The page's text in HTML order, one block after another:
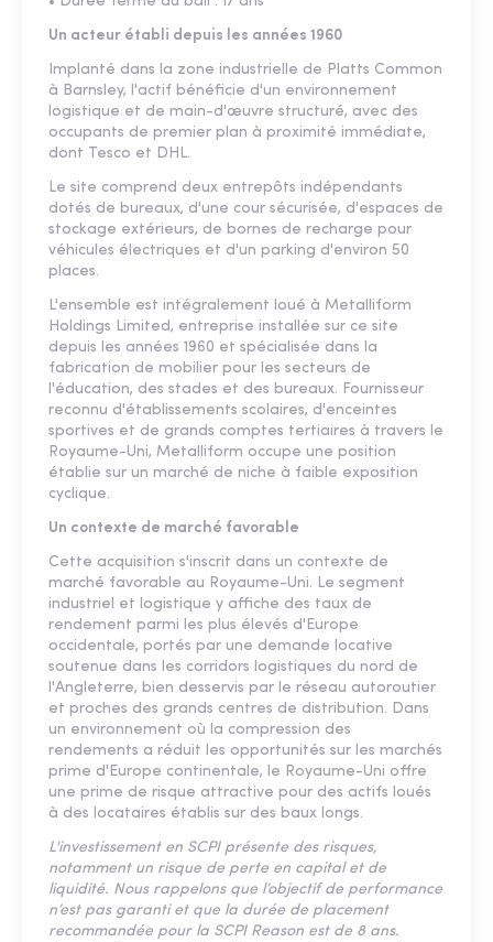
Un acteur établi depuis les années 1960
Implanté dans la zone industrielle de Platts Common
à Barnsley, l'actif bénéficie d'un environnement
logistique et de main-d'œuvre structuré, avec des
occupants de premier plan à proximité immédiate,
dont Tesco et DHL.
Le site comprend deux entrepôts indépendants
dotés de bureaux, d'une cour sécurisée, d'espaces de
stockage extérieurs, de bornes de recharge pour
véhicules électriques et d'un parking d'environ 50
places.
L'ensemble est intégralement loué à Metalliform
Holdings Limited, entreprise installée sur ce site
depuis les années 1960 et spécialisée dans la
fabrication de mobilier pour les secteurs de
l'éducation, des stades et des bureaux. Fournisseur
reconnu d'établissements scolaires, d'enceintes
sportives et de grands comptes tertiaires à travers le
Royaume-Uni, Metalliform occupe une position
établie sur un marché de niche à faible exposition
cyclique.
Un contexte de marché favorable
Cette acquisition s'inscrit dans un contexte de
marché favorable au Royaume-Uni. Le segment
industriel et logistique y affiche des taux de
rendement parmi les plus élevés d'Europe
occidentale, portés par une demande locative
soutenue dans les corridors logistiques du nord de
l'Angleterre, bien desservis par le réseau autoroutier
et proches des grands centres de distribution. Dans
un environnement où la compression des
rendements a réduit les opportunités sur les marchés
prime d'Europe continentale, le Royaume-Uni offre
une prime de risque attractive pour des actifs loués
à des locataires établis sur des baux longs.
L'investissement en SCPI présente des risques,
notamment un risque de perte en capital et de
liquidité. Nous rappelons que l’objectif de performance
n’est pas garanti et que la durée de placement
recommandée pour la SCPI Reason est de 8 ans.